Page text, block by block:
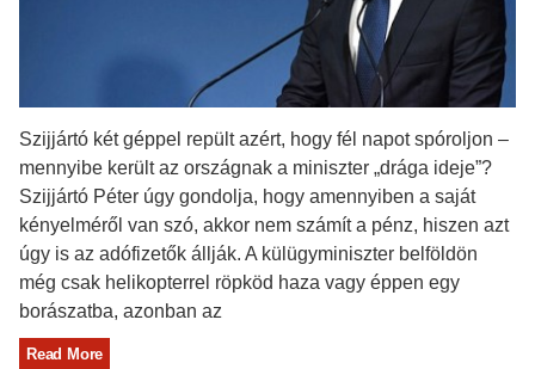
Szijjártó két géppel repült azért, hogy fél napot spóroljon –
mennyibe került az országnak a miniszter „drága ideje”?
Szijjártó Péter úgy gondolja, hogy amennyiben a saját
kényelméről van szó, akkor nem számít a pénz, hiszen azt
úgy is az adófizetők állják. A külügyminiszter belföldön
még csak helikopterrel röpköd haza vagy éppen egy
borászatba, azonban az
Read More